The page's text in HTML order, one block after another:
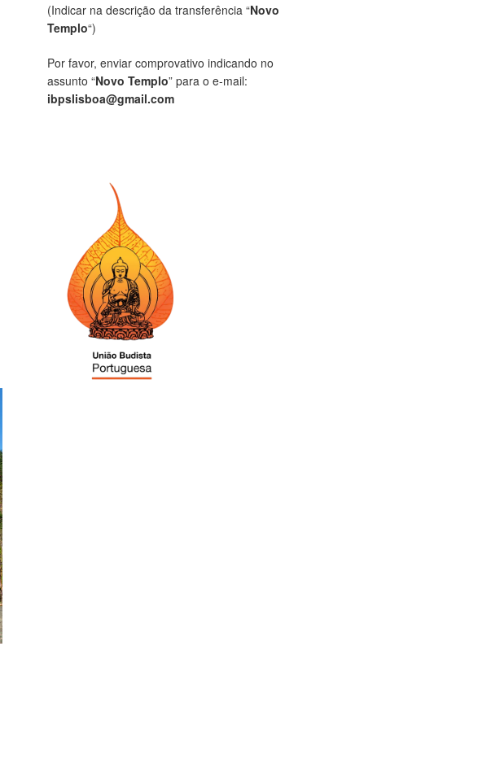
(Indicar na descrição da transferência “Novo
Templo“)
Por favor, enviar comprovativo indicando no
assunto “Novo Templo” para o e-mail:
ibpslisboa@gmail.com